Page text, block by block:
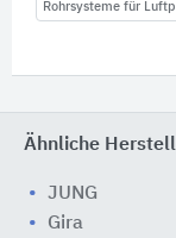
Rohrsysteme für
Ähnliche
JUNG
Gira